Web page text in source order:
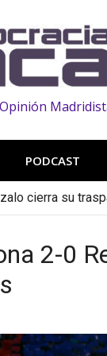
PODCAST
cierra su
2-0